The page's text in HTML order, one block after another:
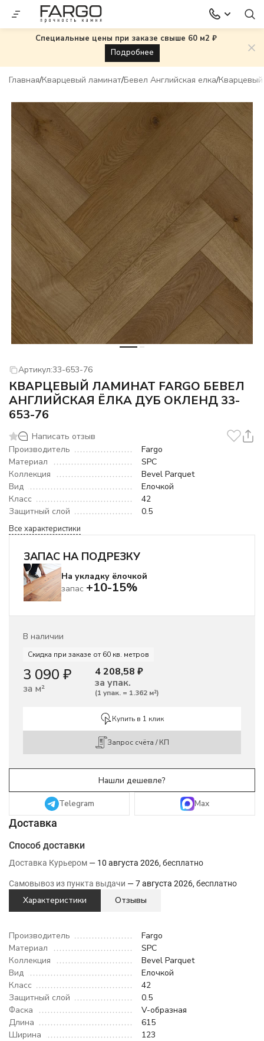
Специальные цены при заказе свыше 60 м2 ₽
Подробнее
Главная Кварцевый ламинат Бевел Английская елка
Артикул:33-653-76
КВАРЦЕВЫЙ ЛАМИНАТ FARGO БЕВЕЛ
АНГЛИЙСКАЯ ЁЛКА ДУБ ОКЛЕНД 33-
653-76
Написать отзыв
Производитель
Fargo
Материал
SPC
Коллекция
Bevel Parquet
Вид
Елочкой
Класс
42
Защитный слой
0.5
Все характеристики
ЗАПАС НА ПОДРЕЗКУ
На укладку ёлочкой
запас +10-15%
В наличии
Скидка при заказе от 60 кв. метров
3 090 ₽
за м²
4 208,58 ₽
за упак.
(1 упак. = 1.362 м²)
Купить в 1 клик
Запрос счёта / КП
Telegram Max
Способ доставки
Доставка Курьером 10 августа 2026 Бесплатно
Самовывоз из пункта выдачи 7 августа 2026 Бесплатно
Характеристики Отзывы
Производитель
Fargo
Материал
SPC
Коллекция
Bevel Parquet
Вид
Елочкой
Класс
42
Защитный слой
0.5
Фаска
V-образная
Длина
615
Ширина
123